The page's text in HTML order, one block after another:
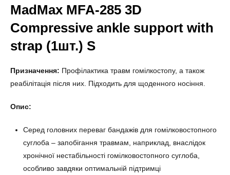
MadMax MFA-285 3D
Compressive ankle support with
strap (1шт.) S
Призначення: Профілактика травм гомілкостопу, а також
реабілітація після них. Підходить для щоденного носіння.
Опис:
Серед головних переваг бандажів для гомілковостопного
суглоба – запобігання травмам, наприклад, внаслідок
хронічної нестабільності гомілковостопного суглоба,
особливо завдяки оптимальній підтримці